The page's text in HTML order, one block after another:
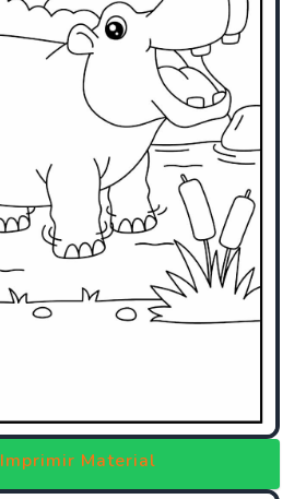
Imprimir Material